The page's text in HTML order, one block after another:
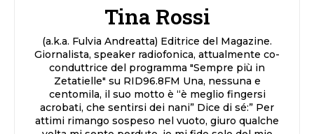
Tina Rossi
(a.k.a. Fulvia Andreatta) Editrice del Magazine.
Giornalista, speaker radiofonica, attualmente co-
conduttrice del programma "Sempre più in
Zetatielle" su RID96.8FM Una, nessuna e
centomila, il suo motto è “è meglio fingersi
acrobati, che sentirsi dei nani” Dice di sé:” Per
attimi rimango sospeso nel vuoto, giuro qualche